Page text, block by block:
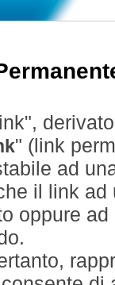
" (link
ad
il link
oppure